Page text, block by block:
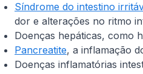
Síndrome do intestino
dor e alterações no ritmo
Doenças hepáticas, como
Pancreatite, a inflamação
Doenças inflamatórias